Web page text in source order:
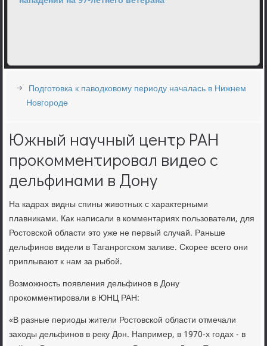
Подготовка к паводковому периоду началась в Нижнем
Новгороде
Южный научный центр РАН
прокомментировал видео с
дельфинами в Дону
На кадрах видны спины животных с характерными
плавниками. Как написали в комментариях пользователи, для
Ростовской области это уже не первый случай. Раньше
дельфинов видели в Таганрогском заливе. Скорее всего они
приплывают к нам за рыбой.
Возможность появления дельфинов в Дону
прокомментировали в ЮНЦ РАН:
«В разные периоды жители Ростовской области отмечали
заходы дельфинов в реку Дон. Например, в 1970-х годах - в